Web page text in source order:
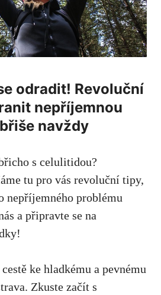
odradit! Revoluční
nepříjemnou
navždy
s celulitidou?
tu pro vás revoluční tipy,
nepříjemného problému
a připravte se na
ke hladkému a pevnému
Zkuste začít s